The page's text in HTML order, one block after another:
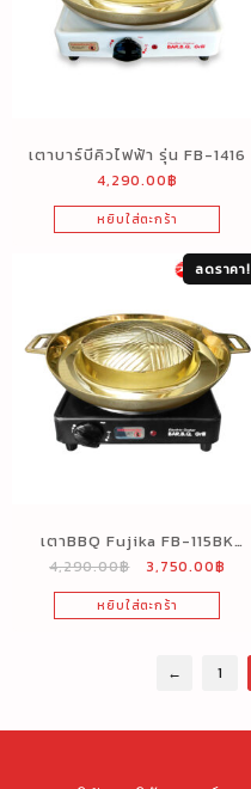
เตาบาร์บีคิวไฟฟ้า รุ่น FB-1416
4,290.00฿
หยิบใส่ตะกร้า
ลดราคา!
เตาBBQ Fujika FB-115BK
กระทะทองเหลือง 1150 วัตต์
4,290.00฿ 3,750.00฿
หยิบใส่ตะกร้า
← 1